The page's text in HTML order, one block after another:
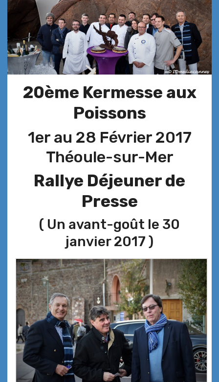
20ème Kermesse aux
Poissons
1er au 28 Février 2017
Théoule-sur-Mer
Rallye Déjeuner de
Presse
( Un avant-goût le 30
janvier 2017 )